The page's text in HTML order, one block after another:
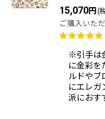
15,070円 (
ご購入いた
※引手は
に金彩を
ルドやブ
にエレガ
派におす